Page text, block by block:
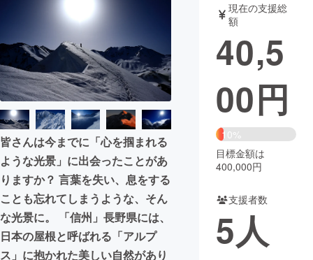
テクノロジー・ガジェット
映像・映画 書籍・雑誌
ビジネス・起業 チャレンジ
まちづくり・地域活性化
CAMPFIRE for Social Good
CAMPFIRE Creation
CAMPFIREふるさと納税machi-ya コミュニティ
皆さんは今までに「心を掴まれる
ような光景」に出会ったことがあ
りますか？ 言葉を失い、息をする
ことも忘れてしまうような、そん
な光景に。 「信州」長野県には、
日本の屋根と呼ばれる「アルプ
ス」に抱かれた美しい自然があり
現在の支援総
額
40,5
00円
10%
目標金額は
400,000円
支援者数
5人